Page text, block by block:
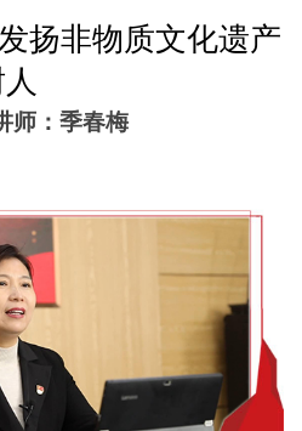
扬非物质文化遗产
师：季春梅